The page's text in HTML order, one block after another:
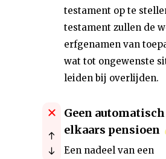
testament op te
testament zullen de
erfgenamen van
wat tot ongewenste
leiden bij overlijden.
Geen
elkaars pensioen
Een nadeel van een